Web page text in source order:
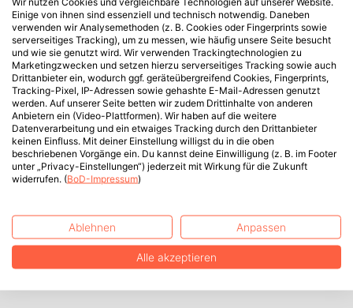
Einige von ihnen sind essenziell und technisch notwendig. Daneben
verwenden wir Analysemethoden (z. B. Cookies oder Fingerprints sowie
serverseitiges Tracking), um zu messen, wie häufig unsere Seite besucht
und wie sie genutzt wird. Wir verwenden Trackingtechnologien zu
Marketingzwecken und setzen hierzu serverseitiges Tracking sowie auch
Drittanbieter ein, wodurch ggf. geräteübergreifend Cookies, Fingerprints,
Tracking-Pixel, IP-Adressen sowie gehashte E-Mail-Adressen genutzt
werden. Auf unserer Seite betten wir zudem Drittinhalte von anderen
Anbietern ein (Video-Plattformen). Wir haben auf die weitere
Datenverarbeitung und ein etwaiges Tracking durch den Drittanbieter
keinen Einfluss. Mit deiner Einstellung willigst du in die oben
beschriebenen Vorgänge ein. Du kannst deine Einwilligung (z. B. im Footer
unter „Privacy-Einstellungen“) jederzeit mit Wirkung für die Zukunft
widerrufen. (BoD-Impressum)
Ablehnen Anpassen
Alle akzeptieren